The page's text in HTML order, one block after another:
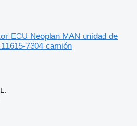
ECU Neoplan MAN unidad de
7304 camión